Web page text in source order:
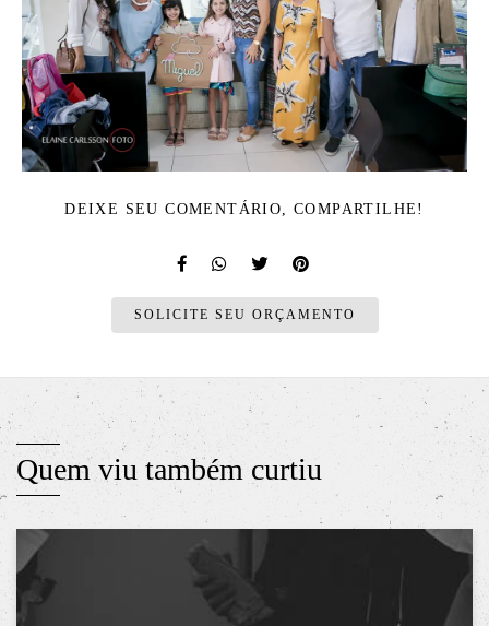
DEIXE SEU COMENTÁRIO, COMPARTILHE!
SOLICITE SEU ORÇAMENTO
Quem viu também curtiu